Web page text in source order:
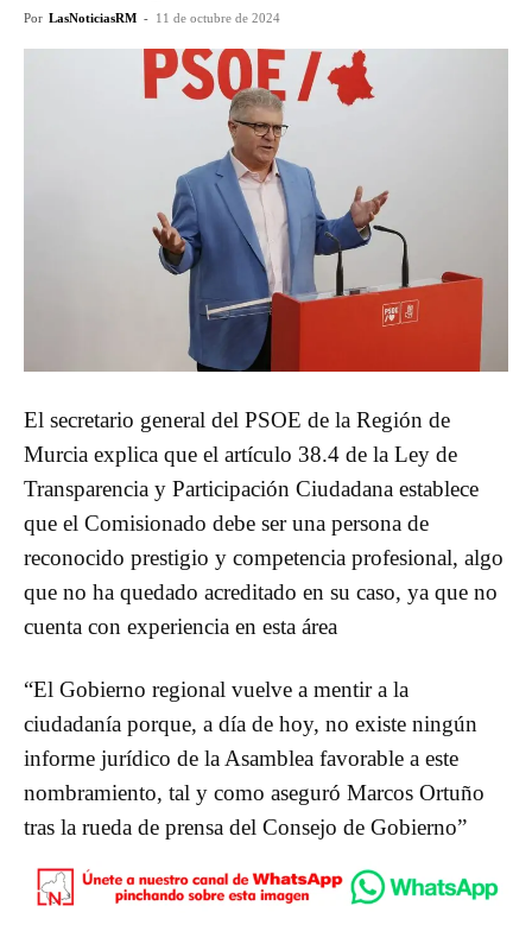
Por LasNoticiasRM - 11 de octubre de 2024
El secretario general del PSOE de la Región de
Murcia explica que el artículo 38.4 de la Ley de
Transparencia y Participación Ciudadana establece
que el Comisionado debe ser una persona de
reconocido prestigio y competencia profesional, algo
que no ha quedado acreditado en su caso, ya que no
cuenta con experiencia en esta área
“El Gobierno regional vuelve a mentir a la
ciudadanía porque, a día de hoy, no existe ningún
informe jurídico de la Asamblea favorable a este
nombramiento, tal y como aseguró Marcos Ortuño
tras la rueda de prensa del Consejo de Gobierno”